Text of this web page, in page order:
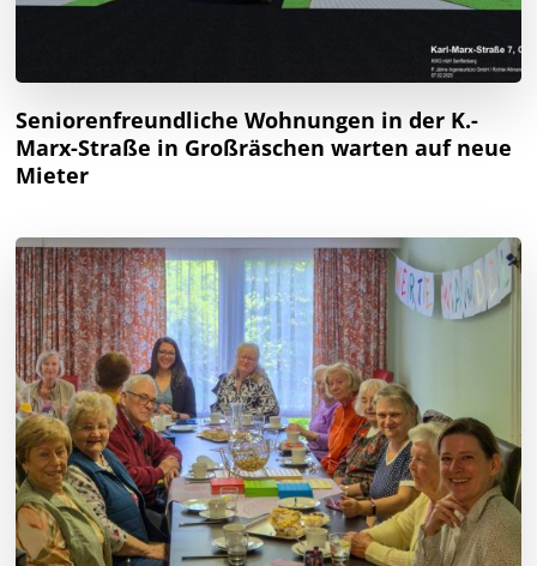
Seniorenfreundliche Wohnungen in der K.-
Marx-Straße in Großräschen warten auf neue
Mieter